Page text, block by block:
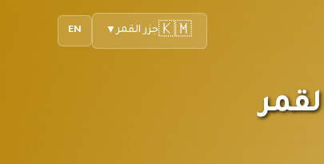
EN 🇰🇲جزر القمر▼